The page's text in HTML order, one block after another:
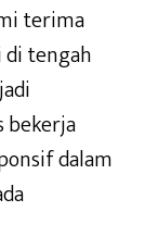
terima
tengah
bekerja
dalam